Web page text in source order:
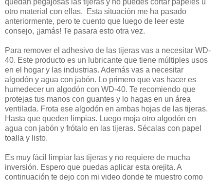
quedan pegajosas las tijeras y no puedes cortar papeles u
otro material con ellas. Esta situación me ha pasado
anteriormente, pero te cuento que luego de leer este
consejo, ¡jamás! Te pasara esto otra vez.
Para remover el adhesivo de las tijeras vas a necesitar WD-
40. Este producto es un lubricante que tiene múltiples usos
en el hogar y las industrias. Además vas a necesitar
algodón y agua con jabón. Lo primero que vas hacer es
humedecer un algodón con WD-40. Te recomiendo que
protejas tus manos con guantes y lo hagas en un área
ventilada. Frota ese algodón en ambas hojas de las tijeras.
Hasta que queden limpias. Luego moja otro algodón en
agua con jabón y frótalo en las tijeras. Sécalas con papel
toalla y listo.
Es muy fácil limpiar las tijeras y no requiere de mucha
inversión. Espero que puedas aplicar esta orejita. A
continuación te dejo con mi video donde te muestro como